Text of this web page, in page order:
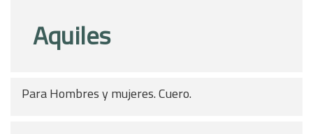
Aquiles
Para Hombres y mujeres. Cuero.